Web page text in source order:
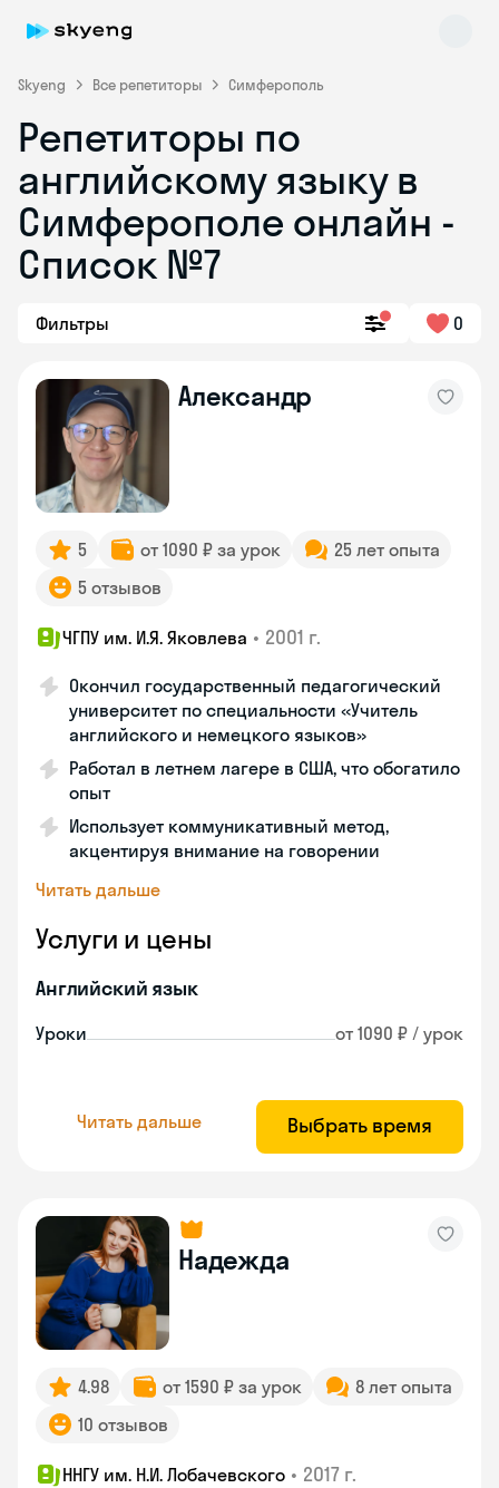
Skyeng Все репетиторы Симферополь
Репетиторы по
английскому языку в
Симферополе онлайн -
Список №7
Фильтры 0
Александр
5 от 1090 ₽ за урок
25 лет опыта
5 отзывов
ЧГПУ им. И.Я. Яковлева • 2001 г.
Окончил государственный педагогический
университет по специальности «Учитель
английского и немецкого языков»
Работал в летнем лагере в США, что обогатило
опыт
Использует коммуникативный метод,
акцентируя внимание на говорении
Читать дальше
Услуги и цены
Английский язык
Уроки от 1090 ₽ / урок
Читать дальше Выбрать время
Надежда
4.98 от 1590 ₽ за урок
8 лет опыта
10 отзывов
ННГУ им. Н.И. Лобачевского • 2017 г.